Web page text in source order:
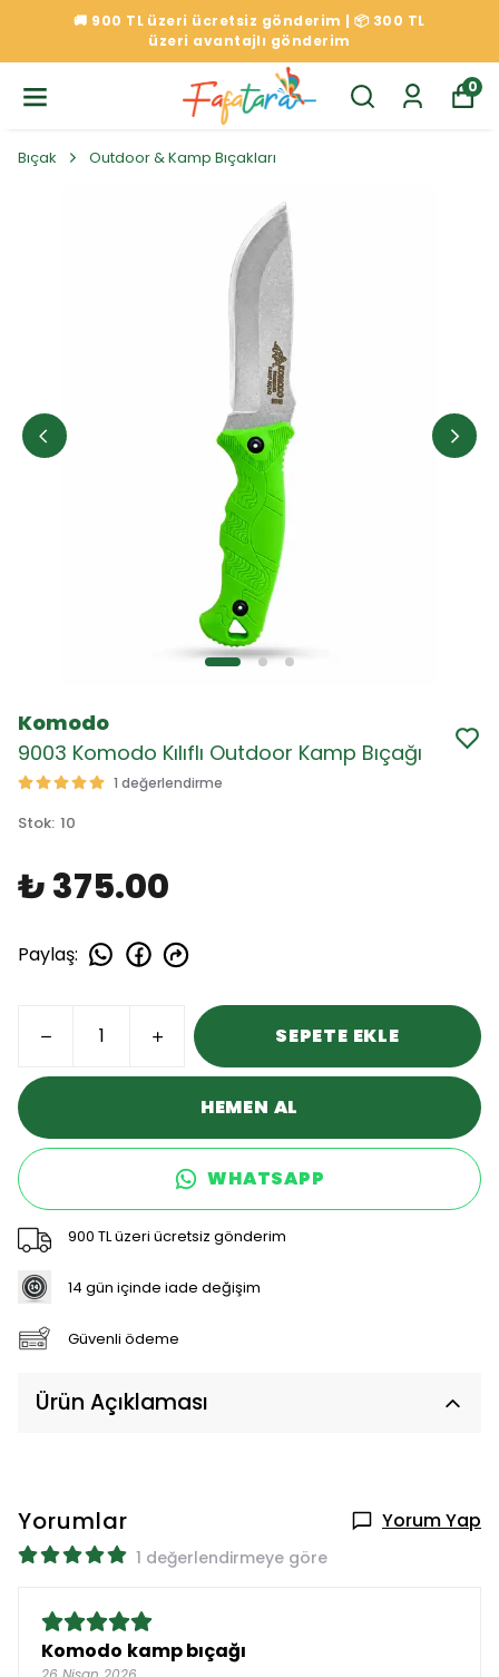
🚚 900 TL üzeri ücretsiz gönderim | 📦 300 TL
üzeri avantajlı gönderim
0
Bıçak Outdoor & Kamp Bıçakları
Komodo
9003 Komodo Kılıflı Outdoor Kamp Bıçağı
1 değerlendirme
Stok: 10
₺ 375.00
Paylaş:
SEPETE EKLE
HEMEN AL
WHATSAPP
900 TL üzeri ücretsiz gönderim
14 gün içinde iade değişim
Güvenli ödeme
Ürün Açıklaması
Yorumlar Yorum Yap
1 değerlendirmeye göre
Komodo kamp bıçağı